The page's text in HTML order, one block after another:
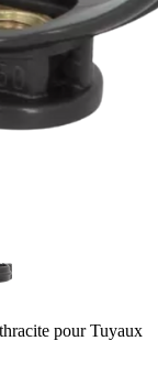
pour Tuyaux